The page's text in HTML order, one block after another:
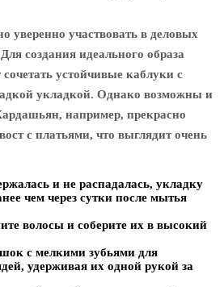
уверенно участвовать в деловых
создания идеального образа
устойчивые каблуки с
укладкой. Однако возможны и
например, прекрасно
с платьями, что выглядит очень
и не распадалась, укладку
чем через сутки после мытья
волосы и соберите их в высокий
с мелкими зубьями для
удерживая их одной рукой за